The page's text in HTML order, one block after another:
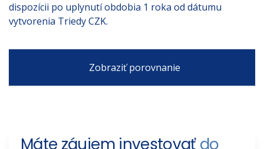
dispozícii po uplynutí obdobia 1 roka od dátumu
vytvorenia Triedy CZK.
Zobraziť porovnanie
Máte záujem investovaťdo